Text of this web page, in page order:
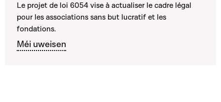
Le projet de loi 6054 vise à actualiser le cadre légal
pour les associations sans but lucratif et les
fondations.
Méi uweisen